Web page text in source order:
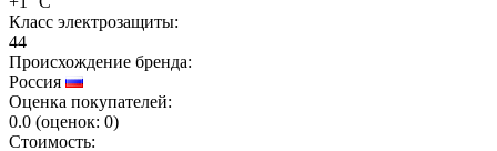
Класс электрозащиты:
44
Происхождение бренда:
Россия
Оценка покупателей:
0.0 (оценок: 0)
Стоимость: